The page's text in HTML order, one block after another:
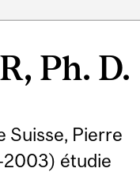
Ph. D.
Suisse, Pierre
2003) étudie